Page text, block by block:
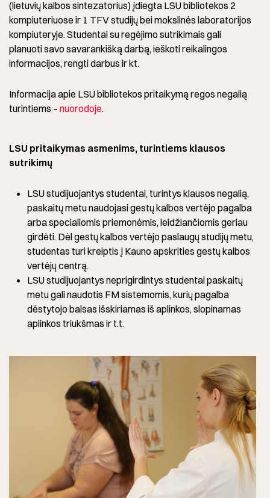
(lietuvių kalbos sintezatorius) įdiegta LSU bibliotekos 2
kompiuteriuose ir 1 TFV studijų bei mokslinės laboratorijos
kompiuteryje. Studentai su regėjimo sutrikimais gali
planuoti savo savarankišką darbą, ieškoti reikalingos
informacijos, rengti darbus ir kt.
Informacija apie LSU bibliotekos pritaikymą regos negalią
turintiems – nuorodoje.
LSU pritaikymas asmenims, turintiems klausos
sutrikimų
LSU studijuojantys studentai, turintys klausos negalią,
paskaitų metu naudojasi gestų kalbos vertėjo pagalba
arba specialiomis priemonėmis, leidžiančiomis geriau
girdėti. Dėl gestų kalbos vertėjo paslaugų studijų metu,
studentas turi kreiptis į Kauno apskrities gestų kalbos
vertėjų centrą.
LSU studijuojantys neprigirdintys studentai paskaitų
metu gali naudotis FM sistemomis, kurių pagalba
dėstytojo balsas išskiriamas iš aplinkos, slopinamas
aplinkos triukšmas ir t.t.